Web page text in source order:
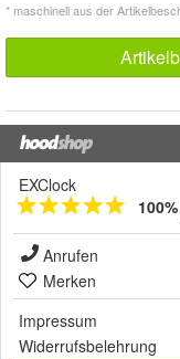
* maschinell aus der
EXClock
Anrufen
Merken
Impressum
Widerrufsbelehrung